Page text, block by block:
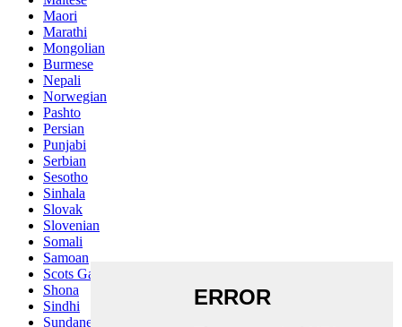
Maori
Marathi
Mongolian
Burmese
Nepali
Norwegian
Pashto
Persian
Punjabi
Serbian
Sesotho
Sinhala
Slovak
Slovenian
Somali
Samoan
Scots Gaelic
Shona
Sindhi
Sundanese